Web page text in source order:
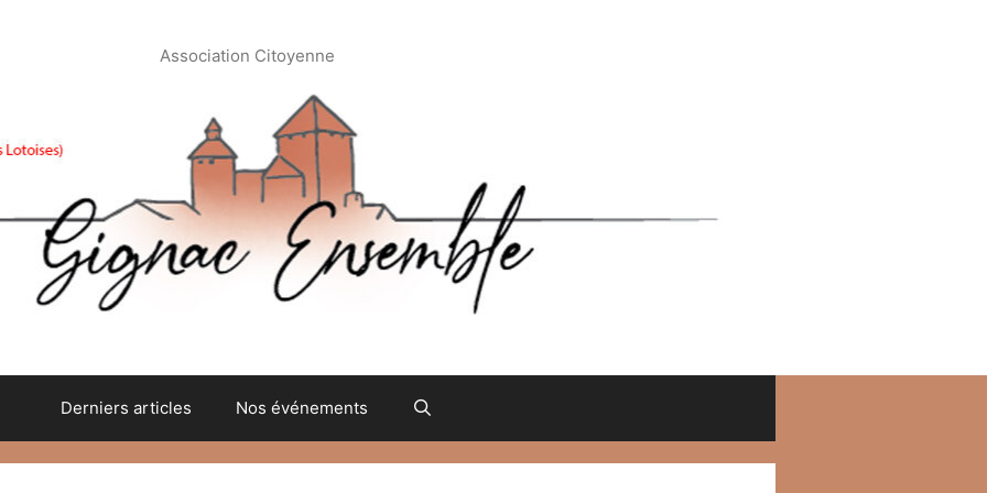
Association Citoyenne
Derniers articles Nos événements